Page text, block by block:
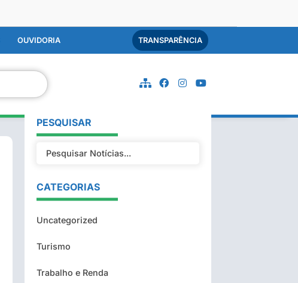
OUVIDORIA TRANSPARÊNCIA
PESQUISAR
CATEGORIAS
Uncategorized
Turismo
Trabalho e Renda